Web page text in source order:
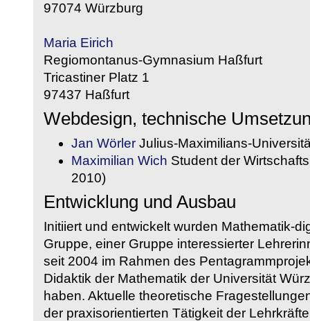
97074 Würzburg
Maria Eirich
Regiomontanus-Gymnasium Haßfurt
Tricastiner Platz 1
97437 Haßfurt
Webdesign, technische
Jan Wörler Julius-Maximilians-
Maximilian Wich Student der
2010)
Entwicklung und Ausbau
Initiiert und entwickelt wurden Mathematik-
Gruppe, einer Gruppe interessierter
seit 2004 im Rahmen des
Didaktik der Mathematik der Universität
haben. Aktuelle theoretische
der praxisorientierten Tätigkeit der